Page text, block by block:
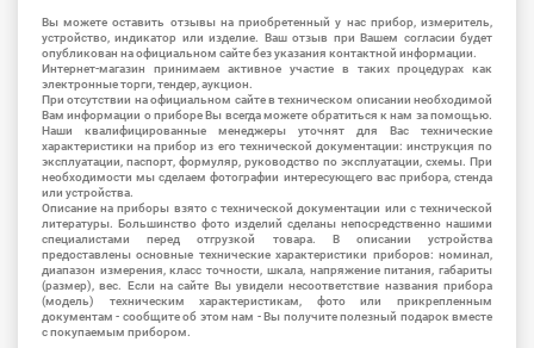
Вы можете оставить отзывы на приобретенный у нас прибор, измеритель,
устройство, индикатор или изделие. Ваш отзыв при Вашем согласии будет
опубликован на официальном сайте без указания контактной информации.
Интернет-магазин принимаем активное участие в таких процедурах как
электронные торги, тендер, аукцион.
При отсутствии на официальном сайте в техническом описании необходимой
Вам информации о приборе Вы всегда можете обратиться к нам за помощью.
Наши квалифицированные менеджеры уточнят для Вас технические
характеристики на прибор из его технической документации: инструкция по
эксплуатации, паспорт, формуляр, руководство по эксплуатации, схемы. При
необходимости мы сделаем фотографии интересующего вас прибора, стенда
или устройства.
Описание на приборы взято с технической документации или с технической
литературы. Большинство фото изделий сделаны непосредственно нашими
специалистами перед отгрузкой товара. В описании устройства
предоставлены основные технические характеристики приборов: номинал,
диапазон измерения, класс точности, шкала, напряжение питания, габариты
(размер), вес. Если на сайте Вы увидели несоответствие названия прибора
(модель) техническим характеристикам, фото или прикрепленным
документам - сообщите об этом нам - Вы получите полезный подарок вместе
с покупаемым прибором.